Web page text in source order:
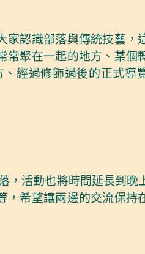
家認識部落與傳統技藝，
常聚在一起的地方、某個
經過修飾過後的正式導
，活動也將時間延長到晚
，希望讓兩邊的交流保持